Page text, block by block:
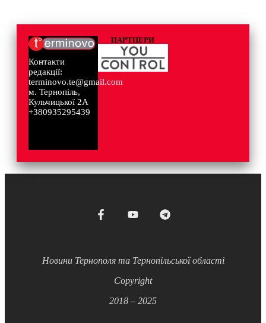
Контакти
редакції:
terminovo.te@gmail.com
м. Тернопіль,
Кульчицької 2А
+380935295439
ПАРТНЕРИ
Новини Тернополя та Тернопільської області
Copyright
2018 – 2025